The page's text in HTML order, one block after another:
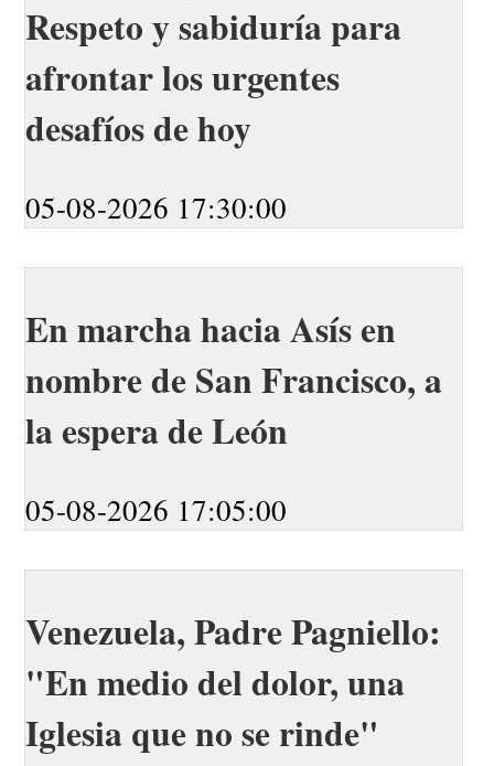
Respeto y sabiduría para
afrontar los urgentes
desafíos de hoy
05-08-2026 17:30:00
En marcha hacia Asís en
nombre de San Francisco, a
la espera de León
05-08-2026 17:05:00
Venezuela, Padre Pagniello:
"En medio del dolor, una
Iglesia que no se rinde"